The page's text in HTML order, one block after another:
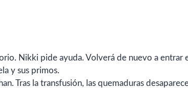
Nikki pide ayuda. Volverá de nuevo a entrar
y sus primos.
Tras la transfusión, las quemaduras